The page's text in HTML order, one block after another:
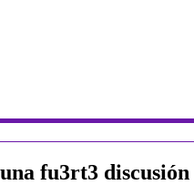
fu3rt3 discusión